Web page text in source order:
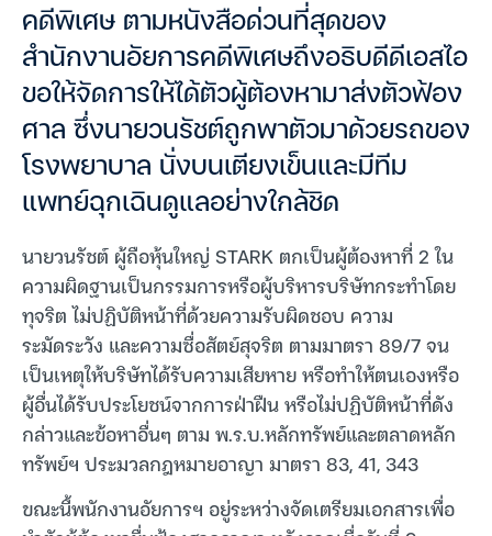
คดีพิเศษ ตามหนังสือด่วนที่สุดของ
สำนักงานอัยการคดีพิเศษถึงอธิบดีดีเอสไอ
ขอให้จัดการให้ได้ตัวผู้ต้องหามาส่งตัวฟ้อง
ศาล ซึ่งนายวนรัชต์ถูกพาตัวมาด้วยรถของ
โรงพยาบาล นั่งบนเตียงเข็นและมีทีม
แพทย์ฉุกเฉินดูแลอย่างใกล้ชิด
นายวนรัชต์ ผู้ถือหุ้นใหญ่ STARK ตกเป็นผู้ต้องหาที่ 2 ใน
ความผิดฐานเป็นกรรมการหรือผู้บริหารบริษัทกระทำโดย
ทุจริต ไม่ปฏิบัติหน้าที่ด้วยความรับผิดชอบ ความ
ระมัดระวัง และความซื่อสัตย์สุจริต ตามมาตรา 89/7 จน
เป็นเหตุให้บริษัทได้รับความเสียหาย หรือทำให้ตนเองหรือ
ผู้อื่นได้รับประโยชน์จากการฝ่าฝืน หรือไม่ปฏิบัติหน้าที่ดัง
กล่าวและข้อหาอื่นๆ ตาม พ.ร.บ.หลักทรัพย์และตลาดหลัก
ทรัพย์ฯ ประมวลกฎหมายอาญา มาตรา 83, 41, 343
ขณะนี้พนักงานอัยการฯ อยู่ระหว่างจัดเตรียมเอกสารเพื่อ